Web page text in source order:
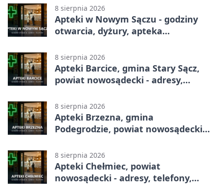
sądeczan
8 sierpnia 2026
Apteki w Nowym Sączu - godziny
otwarcia, dyżury, apteka
8 sierpnia 2026
Apteki Barcice, gmina Stary Sącz,
powiat nowosądecki - adresy,
8 sierpnia 2026
Apteki Brzezna, gmina
Podegrodzie, powiat nowosądecki -
8 sierpnia 2026
Apteki Chełmiec, powiat
nowosądecki - adresy, telefony,